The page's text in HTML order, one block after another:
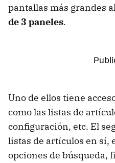
pantallas más grandes
de 3 paneles.
Uno de ellos tiene
como las listas de
configuración, etc. El
listas de artículos en sí,
opciones de búsqueda,